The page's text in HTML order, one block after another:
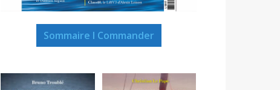
Sommaire I Commander